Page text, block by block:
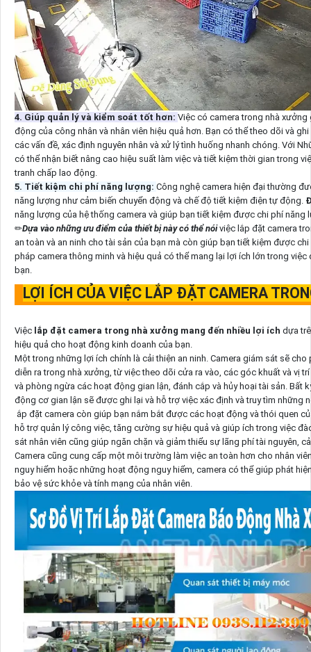
4. Giúp quản lý và kiểm soát tốt hơn: Việc có camera trong nhà
động của công nhân và nhân viên hiệu quả hơn. Bạn có thể theo dõi và
các vấn đề, xác định nguyên nhân và xử lý tình huống nhanh chóng. Với
có thể nhận biết nâng cao hiệu suất làm việc và tiết kiệm thời gian trong
tranh chấp lao động.
5. Tiết kiệm chi phí năng lượng: Công nghệ camera hiện đại thường
năng lượng như cảm biến chuyển động và chế độ tiết kiệm điện tự động.
năng lượng của hệ thống camera và giúp bạn tiết kiệm được chi phí năng
✏Dựa vào những ưu điểm của thiết bị này có thể nóiviệc lắp đặt camera
an toàn và an ninh cho tài sản của bạn mà còn giúp bạn tiết kiệm được
pháp camera thông minh và hiệu quả có thể mang lại lợi ích lớn trong việc
bạn.
LỢI ÍCH CỦA VIỆC LẮP ĐẶT CAMERA
Việc lắp đặt camera trong nhà xưởng mang đến nhiều lợi ích dựa
hiệu quả cho hoạt động kinh doanh của bạn.
Một trong những lợi ích chính là cải thiện an ninh. Camera giám sát sẽ
diễn ra trong nhà xưởng, từ việc theo dõi cửa ra vào, các góc khuất và vị
và phòng ngừa các hoạt động gian lận, đánh cắp và hủy hoại tài sản. Bất
động cơ gian lận sẽ được ghi lại và hỗ trợ việc xác định và truy tìm những
ắp đặt camera còn giúp bạn nắm bắt được các hoạt động và thói quen
hỗ trợ quản lý công việc, tăng cường sự hiệu quả và giúp ích trong việc
sát nhân viên cũng giúp ngăn chặn và giảm thiểu sự lãng phí tài nguyên,
Camera cũng cung cấp một môi trường làm việc an toàn hơn cho nhân
nguy hiểm hoặc những hoạt động nguy hiểm, camera có thể giúp phát
bảo vệ sức khỏe và tính mạng của nhân viên.